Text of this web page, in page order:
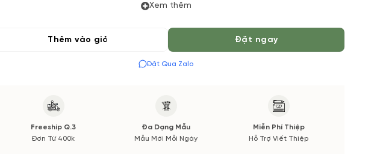
Xem thêm
Thêm vào giỏ Đặt ngay
Đặt Qua Zalo
Freeship Q.3
Đơn Từ 400k
Đa Dạng Mẫu
Mẫu Mới Mỗi Ngày
Miễn Phí Thiệp
Hỗ Trợ Viết Thiệp